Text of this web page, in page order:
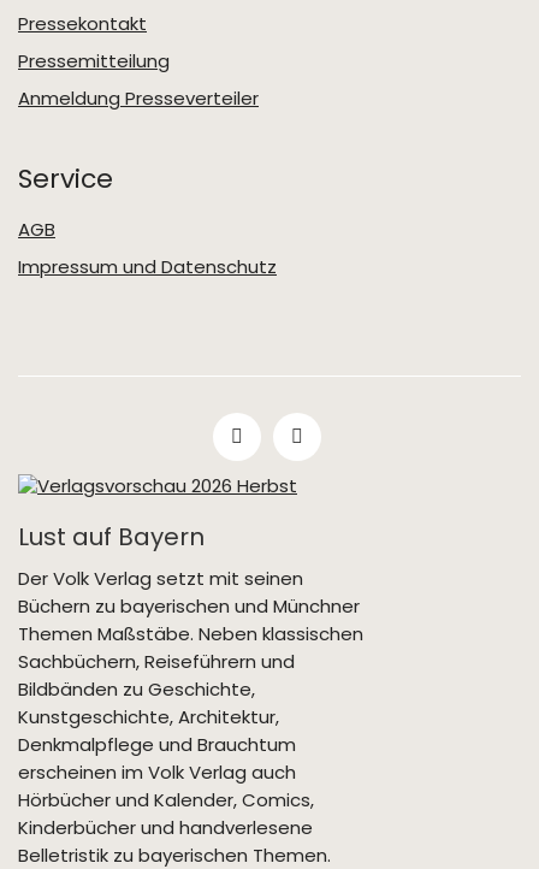
Pressekontakt
Pressemitteilung
Anmeldung Presseverteiler
Service
AGB
Impressum und Datenschutz
Lust auf Bayern
Der Volk Verlag setzt mit seinen
Büchern zu bayerischen und Münchner
Themen Maßstäbe. Neben klassischen
Sachbüchern, Reiseführern und
Bildbänden zu Geschichte,
Kunstgeschichte, Architektur,
Denkmalpflege und Brauchtum
erscheinen im Volk Verlag auch
Hörbücher und Kalender, Comics,
Kinderbücher und handverlesene
Belletristik zu bayerischen Themen.